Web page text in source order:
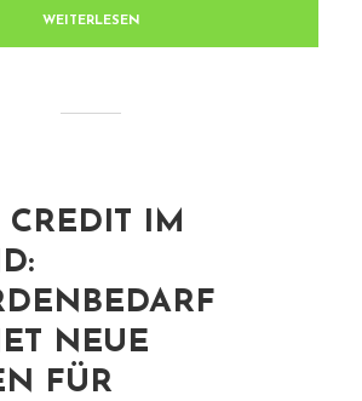
WEITERLESEN
CREDIT IM
NEUE
FÜR